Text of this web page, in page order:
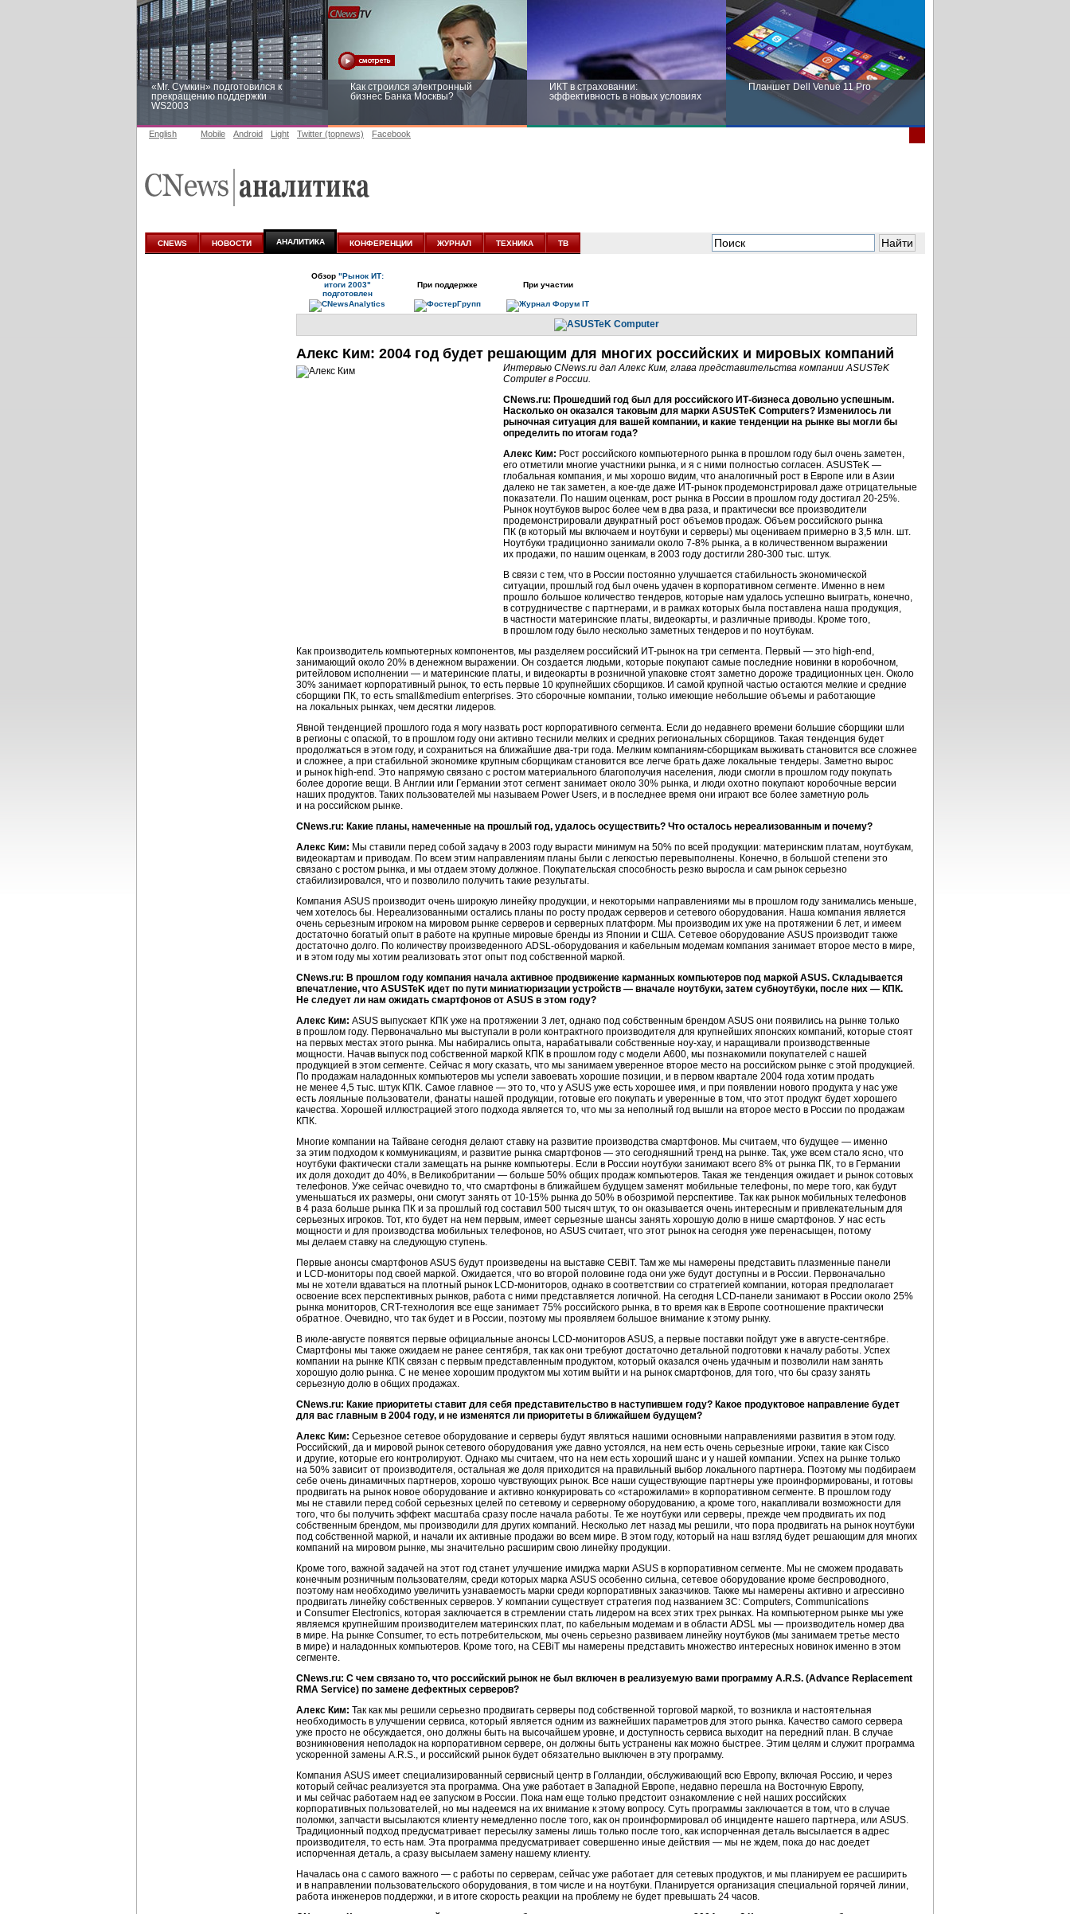
«Mr. Сумкин» подготовился к
прекращению поддержки
WS2003
Как строился электронный
бизнес Банка Москвы?
ИКТ в страховании:
эффективность в новых условиях
Планшет Dell Venue 11 Pro
аналитике
новых условиях
English Mobile Android Light Twitter (topnews) Facebook
CNEWS НОВОСТИ АНАЛИТИКА КОНФЕРЕНЦИИ ЖУРНАЛ ТЕХНИКА ТВ
Обзор "Рынок ИТ:
итоги 2003"
подготовлен
При поддержке При участии
Алекс Ким: 2004 год будет решающим для многих российских и мировых компаний
Интервью CNews.ru дал Алекс Ким, глава представительства компании ASUSTeK
Computer в России.
CNews.ru: Прошедший год был для российского ИТ-бизнеса довольно успешным.
Насколько он оказался таковым для марки ASUSTeK Computers? Изменилось ли
рыночная ситуация для вашей компании, и какие тенденции на рынке вы могли бы
определить по итогам года?
Алекс Ким: Рост российского компьютерного рынка в прошлом году был очень заметен,
его отметили многие участники рынка, и я с ними полностью согласен. ASUSTeK —
глобальная компания, и мы хорошо видим, что аналогичный рост в Европе или в Азии
далеко не так заметен, а кое-где даже ИТ-рынок продемонстрировал даже отрицательные
показатели. По нашим оценкам, рост рынка в России в прошлом году достигал 20-25%.
Рынок ноутбуков вырос более чем в два раза, и практически все производители
продемонстрировали двукратный рост объемов продаж. Объем российского рынка
ПК (в который мы включаем и ноутбуки и серверы) мы оцениваем примерно в 3,5 млн. шт.
Ноутбуки традиционно занимали около 7-8% рынка, а в количественном выражении
их продажи, по нашим оценкам, в 2003 году достигли 280-300 тыс. штук.
В связи с тем, что в России постоянно улучшается стабильность экономической
ситуации, прошлый год был очень удачен в корпоративном сегменте. Именно в нем
прошло большое количество тендеров, которые нам удалось успешно выиграть, конечно,
в сотрудничестве с партнерами, и в рамках которых была поставлена наша продукция,
в частности материнские платы, видеокарты, и различные приводы. Кроме того,
в прошлом году было несколько заметных тендеров и по ноутбукам.
Как производитель компьютерных компонентов, мы разделяем российский ИТ-рынок на три сегмента. Первый — это high-end,
занимающий около 20% в денежном выражении. Он создается людьми, которые покупают самые последние новинки в коробочном,
ритейловом исполнении — и материнские платы, и видеокарты в розничной упаковке стоят заметно дороже традиционных цен. Около
30% занимает корпоративный рынок, то есть первые 10 крупнейших сборщиков. И самой крупной частью остаются мелкие и средние
сборщики ПК, то есть small&medium enterprises. Это сборочные компании, только имеющие небольшие объемы и работающие
на локальных рынках, чем десятки лидеров.
Явной тенденцией прошлого года я могу назвать рост корпоративного сегмента. Если до недавнего времени большие сборщики шли
в регионы с опаской, то в прошлом году они активно теснили мелких и средних региональных сборщиков. Такая тенденция будет
продолжаться в этом году, и сохраниться на ближайшие два-три года. Мелким компаниям-сборщикам выживать становится все сложнее
и сложнее, а при стабильной экономике крупным сборщикам становится все легче брать даже локальные тендеры. Заметно вырос
и рынок high-end. Это напрямую связано с ростом материального благополучия населения, люди смогли в прошлом году покупать
более дорогие вещи. В Англии или Германии этот сегмент занимает около 30% рынка, и люди охотно покупают коробочные версии
наших продуктов. Таких пользователей мы называем Power Users, и в последнее время они играют все более заметную роль
и на российском рынке.
CNews.ru: Какие планы, намеченные на прошлый год, удалось осуществить? Что осталось нереализованным и почему?
Алекс Ким: Мы ставили перед собой задачу в 2003 году вырасти минимум на 50% по всей продукции: материнским платам, ноутбукам,
видеокартам и приводам. По всем этим направлениям планы были с легкостью перевыполнены. Конечно, в большой степени это
связано с ростом рынка, и мы отдаем этому должное. Покупательская способность резко выросла и сам рынок серьезно
стабилизировался, что и позволило получить такие результаты.
Компания ASUS производит очень широкую линейку продукции, и некоторыми направлениями мы в прошлом году занимались меньше,
чем хотелось бы. Нереализованными остались планы по росту продаж серверов и сетевого оборудования. Наша компания является
очень серьезным игроком на мировом рынке серверов и серверных платформ. Мы производим их уже на протяжении 6 лет, и имеем
достаточно богатый опыт в работе на крупные мировые бренды из Японии и США. Сетевое оборудование ASUS производит также
достаточно долго. По количеству произведенного ADSL-оборудования и кабельным модемам компания занимает второе место в мире,
и в этом году мы хотим реализовать этот опыт под собственной маркой.
CNews.ru: В прошлом году компания начала активное продвижение карманных компьютеров под маркой ASUS. Складывается
впечатление, что ASUSTeK идет по пути миниатюризации устройств — вначале ноутбуки, затем субноутбуки, после них — КПК.
Не следует ли нам ожидать смартфонов от ASUS в этом году?
Алекс Ким: ASUS выпускает КПК уже на протяжении 3 лет, однако под собственным брендом ASUS они появились на рынке только
в прошлом году. Первоначально мы выступали в роли контрактного производителя для крупнейших японских компаний, которые стоят
на первых местах этого рынка. Мы набирались опыта, нарабатывали собственные ноу-хау, и наращивали производственные
мощности. Начав выпуск под собственной маркой КПК в прошлом году с модели А600, мы познакомили покупателей с нашей
продукцией в этом сегменте. Сейчас я могу сказать, что мы занимаем уверенное второе место на российском рынке с этой продукцией.
По продажам наладонных компьютеров мы успели завоевать хорошие позиции, и в первом квартале 2004 года хотим продать
не менее 4,5 тыс. штук КПК. Самое главное — это то, что у ASUS уже есть хорошее имя, и при появлении нового продукта у нас уже
есть лояльные пользователи, фанаты нашей продукции, готовые его покупать и уверенные в том, что этот продукт будет хорошего
качества. Хорошей иллюстрацией этого подхода является то, что мы за неполный год вышли на второе место в России по продажам
КПК.
Многие компании на Тайване сегодня делают ставку на развитие производства смартфонов. Мы считаем, что будущее — именно
за этим подходом к коммуникациям, и развитие рынка смартфонов — это сегодняшний тренд на рынке. Так, уже всем стало ясно, что
ноутбуки фактически стали замещать на рынке компьютеры. Если в России ноутбуки занимают всего 8% от рынка ПК, то в Германии
их доля доходит до 40%, в Великобритании — больше 50% общих продаж компьютеров. Такая же тенденция ожидает и рынок сотовых
телефонов. Уже сейчас очевидно то, что смартфоны в ближайшем будущем заменят мобильные телефоны, по мере того, как будут
уменьшаться их размеры, они смогут занять от 10-15% рынка до 50% в обозримой перспективе. Так как рынок мобильных телефонов
в 4 раза больше рынка ПК и за прошлый год составил 500 тысяч штук, то он оказывается очень интересным и привлекательным для
серьезных игроков. Тот, кто будет на нем первым, имеет серьезные шансы занять хорошую долю в нише смартфонов. У нас есть
мощности и для производства мобильных телефонов, но ASUS считает, что этот рынок на сегодня уже перенасыщен, потому
мы делаем ставку на следующую ступень.
Первые анонсы смартфонов ASUS будут произведены на выставке CEBiT. Там же мы намерены представить плазменные панели
и LCD-мониторы под своей маркой. Ожидается, что во второй половине года они уже будут доступны и в России. Первоначально
мы не хотели вдаваться на плотный рынок LCD-мониторов, однако в соответствии со стратегией компании, которая предполагает
освоение всех перспективных рынков, работа с ними представляется логичной. На сегодня LCD-панели занимают в России около 25%
рынка мониторов, CRT-технология все еще занимает 75% российского рынка, в то время как в Европе соотношение практически
обратное. Очевидно, что так будет и в России, поэтому мы проявляем большое внимание к этому рынку.
В июле-августе появятся первые официальные анонсы LCD-мониторов ASUS, а первые поставки пойдут уже в августе-сентябре.
Смартфоны мы также ожидаем не ранее сентября, так как они требуют достаточно детальной подготовки к началу работы. Успех
компании на рынке КПК связан с первым представленным продуктом, который оказался очень удачным и позволили нам занять
хорошую долю рынка. С не менее хорошим продуктом мы хотим выйти и на рынок смартфонов, для того, что бы сразу занять
серьезную долю в общих продажах.
CNews.ru: Какие приоритеты ставит для себя представительство в наступившем году? Какое продуктовое направление будет
для вас главным в 2004 году, и не изменятся ли приоритеты в ближайшем будущем?
Алекс Ким: Серьезное сетевое оборудование и серверы будут являться нашими основными направлениями развития в этом году.
Российский, да и мировой рынок сетевого оборудования уже давно устоялся, на нем есть очень серьезные игроки, такие как Cisco
и другие, которые его контролируют. Однако мы считаем, что на нем есть хороший шанс и у нашей компании. Успех на рынке только
на 50% зависит от производителя, остальная же доля приходится на правильный выбор локального партнера. Поэтому мы подбираем
себе очень динамичных партнеров, хорошо чувствующих рынок. Все наши существующие партнеры уже проинформированы, и готовы
продвигать на рынок новое оборудование и активно конкурировать со «старожилами» в корпоративном сегменте. В прошлом году
мы не ставили перед собой серьезных целей по сетевому и серверному оборудованию, а кроме того, накапливали возможности для
того, что бы получить эффект масштаба сразу после начала работы. Те же ноутбуки или серверы, прежде чем продвигать их под
собственным брендом, мы производили для других компаний. Несколько лет назад мы решили, что пора продвигать на рынок ноутбуки
под собственной маркой, и начали их активные продажи во всем мире. В этом году, который на наш взгляд будет решающим для многих
компаний на мировом рынке, мы значительно расширим свою линейку продукции.
Кроме того, важной задачей на этот год станет улучшение имиджа марки ASUS в корпоративном сегменте. Мы не сможем продавать
конечным розничным пользователям, среди которых марка ASUS особенно сильна, сетевое оборудование кроме беспроводного,
поэтому нам необходимо увеличить узнаваемость марки среди корпоративных заказчиков. Также мы намерены активно и агрессивно
продвигать линейку собственных серверов. У компании существует стратегия под названием 3С: Computers, Communications
и Consumer Electronics, которая заключается в стремлении стать лидером на всех этих трех рынках. На компьютерном рынке мы уже
являемся крупнейшим производителем материнских плат, по кабельным модемам и в области ADSL мы — производитель номер два
в мире. На рынке Consumer, то есть потребительском, мы очень серьезно развиваем линейку ноутбуков (мы занимаем третье место
в мире) и наладонных компьютеров. Кроме того, на CEBiT мы намерены представить множество интересных новинок именно в этом
сегменте.
CNews.ru: С чем связано то, что российский рынок не был включен в реализуемую вами программу A.R.S. (Advance Replacement
RMA Service) по замене дефектных серверов?
Алекс Ким: Так как мы решили серьезно продвигать серверы под собственной торговой маркой, то возникла и настоятельная
необходимость в улучшении сервиса, который является одним из важнейших параметров для этого рынка. Качество самого сервера
уже просто не обсуждается, оно должны быть на высочайшем уровне, и доступность сервиса выходит на передний план. В случае
возникновения неполадок на корпоративном сервере, он должны быть устранены как можно быстрее. Этим целям и служит программа
ускоренной замены A.R.S., и российский рынок будет обязательно выключен в эту программу.
Компания ASUS имеет специализированный сервисный центр в Голландии, обслуживающий всю Европу, включая Россию, и через
который сейчас реализуется эта программа. Она уже работает в Западной Европе, недавно перешла на Восточную Европу,
и мы сейчас работаем над ее запуском в России. Пока нам еще только предстоит ознакомление с ней наших российских
корпоративных пользователей, но мы надеемся на их внимание к этому вопросу. Суть программы заключается в том, что в случае
поломки, запчасти высылаются клиенту немедленно после того, как он проинформировал об инциденте нашего партнера, или ASUS.
Традиционный подход предусматривает пересылку замены лишь только после того, как испорченная деталь высылается в адрес
производителя, то есть нам. Эта программа предусматривает совершенно иные действия — мы не ждем, пока до нас доедет
испорченная деталь, а сразу высылаем замену нашему клиенту.
Началась она с самого важного — с работы по серверам, сейчас уже работает для сетевых продуктов, и мы планируем ее расширить
и в направлении пользовательского оборудования, в том числе и на ноутбуки. Планируется организация специальной горячей линии,
работа инженеров поддержки, и в итоге скорость реакции на проблему не будет превышать 24 часов.